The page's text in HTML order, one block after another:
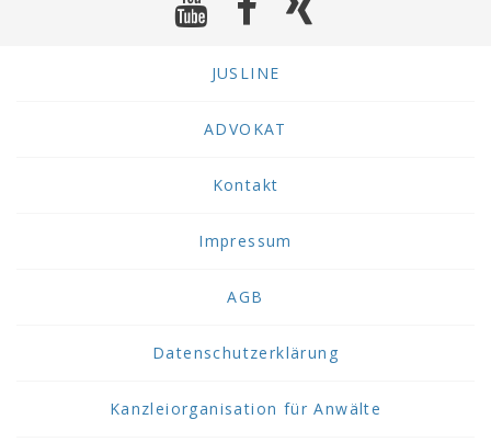
JUSLINE
ADVOKAT
Kontakt
Impressum
AGB
Datenschutzerklärung
Kanzleiorganisation für Anwälte